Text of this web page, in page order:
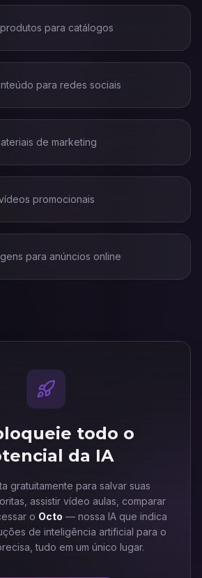
para catálogos
para redes sociais
de marketing
promocionais
para anúncios online
todo o
da IA
gratuitamente para salvar suas
assistir vídeo aulas, comparar
o Octo — nossa IA que indica
de inteligência artificial para o
tudo em um único lugar.